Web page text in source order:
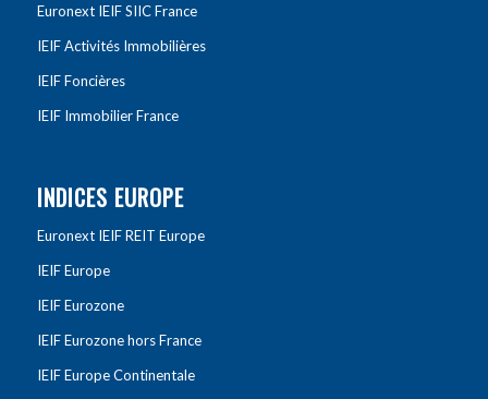
Euronext IEIF SIIC France
IEIF Activités Immobilières
IEIF Foncières
IEIF Immobilier France
INDICES EUROPE
Euronext IEIF REIT Europe
IEIF Europe
IEIF Eurozone
IEIF Eurozone hors France
IEIF Europe Continentale